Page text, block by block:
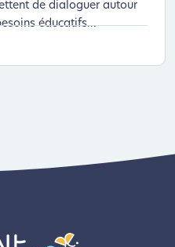
de dialoguer autour
éducatifs...